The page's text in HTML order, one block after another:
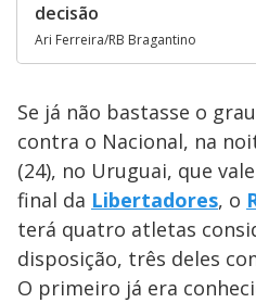
decisão
Ari Ferreira/RB Bragantino
Se já não bastasse o
contra o Nacional, na
(24), no Uruguai, que
final da Libertadores, o
terá quatro atletas
disposição, três deles
O primeiro já era